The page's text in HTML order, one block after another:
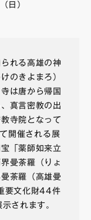
日）
れる高雄の神
のきよまろ）
は唐から帰国
真言密教の出
寺院となって
開催される展
「薬師如来立
曼荼羅（りょ
荼羅（高雄曼
要文化財44件
されます。